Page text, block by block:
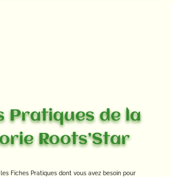
Pratiques de la
Roots’Star
Fiches Pratiques dont vous avez besoin pour